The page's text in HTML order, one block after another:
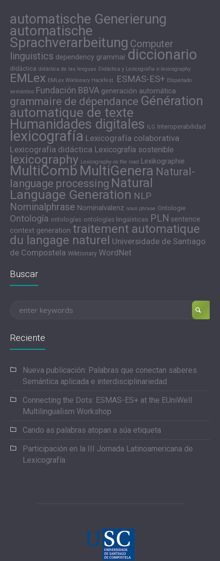
automatische Generierung
automatische
Sprachverarbeitung Computer
linguistics dependency grammar diccionario
didáctica didáctica de las lenguas Didáctica y Lexicografía e-lexicography
EMLex EMLex Wiktionary Hackfest. ESMAS-ES+ Etiquetado
semántico Fundación BBVA generación automática
grammaire de dépendance Génération
automatique de texte
Humanidades digitales ILG Interoperabilidad
lexicografía Lexicografía colaborativa
Lexicografía didáctica Lexicografía sostenible
lexicography Lexicography on the road Lexikographie
MultiComb MultiGenera Natural-
language processing Natural
Language Generation NLP
Nominalphrase Nominalvalenz noun phrase Ontologie
Ontología ontologías ontologías lingüísticas PLN sentence
context generation traitement automatique
du langage naturel Universidade de Santiago
de Compostela Wiktionary WordNet
Buscar
Reciente
Nueva publicación: Palabras que conectan saberes.
Semántica aplicada e interdisciplinariedad
Connecting the Dots: ESMAS-ES+ at the EUniWell
Multilingualism Workshop
Cando as palabras atopan a súa etiqueta
Participación en la III Jornada Latinoamericana de
Lexicografía